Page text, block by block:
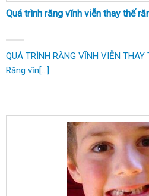
Quá trình răng vĩnh viễn thay thế
QUÁ TRÌNH RĂNG VĨNH VIỄN THAY
Răng vĩn[...]